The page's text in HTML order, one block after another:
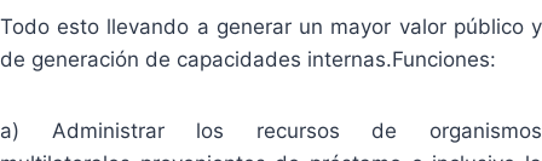
Todo esto llevando a generar un mayor valor público y
de generación de capacidades internas.Funciones:
a) Administrar los recursos de organismos